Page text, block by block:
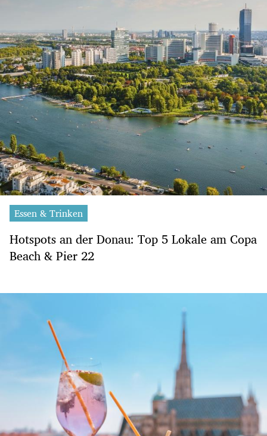
Essen & Trinken
Hotspots an der Donau: Top 5 Lokale am Copa
Beach & Pier 22